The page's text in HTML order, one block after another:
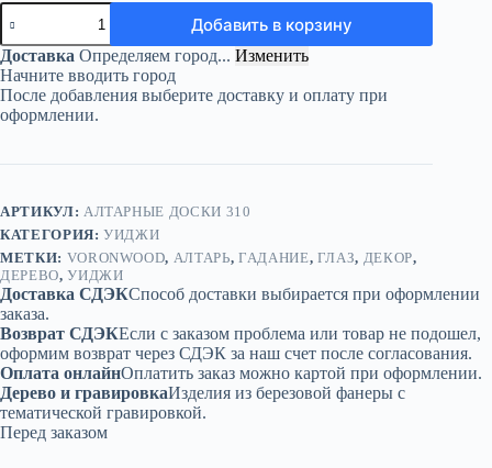
Количество
товара
Круглая
доска
уиджи
«Глаз»
—
Добавить в корзину
Доставка Определяем город... Изменить
Начните вводить город
После добавления выберите доставку и оплату при
оформлении.
АРТИКУЛ: АЛТАРНЫЕ ДОСКИ 310
КАТЕГОРИЯ:УИДЖИ
МЕТКИ: VORONWOOD, АЛТАРЬ, ГАДАНИЕ, ГЛАЗ, ДЕКОР,
ДЕРЕВО,УИДЖИ
Доставка СДЭКСпособ доставки выбирается при оформлении
заказа.
Возврат СДЭКЕсли с заказом проблема или товар не подошел,
оформим возврат через СДЭК за наш счет после согласования.
Оплата онлайнОплатить заказ можно картой при оформлении.
Дерево и гравировкаИзделия из березовой фанеры с
тематической гравировкой.
Перед заказом